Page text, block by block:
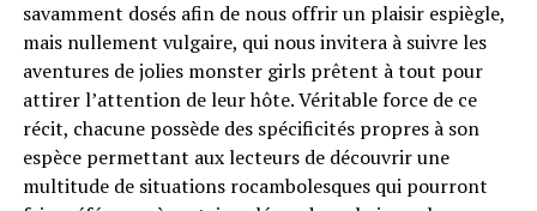
savamment dosés afin de nous offrir un plaisir espiègle,
mais nullement vulgaire, qui nous invitera à suivre les
aventures de jolies monster girls prêtent à tout pour
attirer l’attention de leur hôte. Véritable force de ce
récit, chacune possède des spécificités propres à son
espèce permettant aux lecteurs de découvrir une
multitude de situations rocambolesques qui pourront